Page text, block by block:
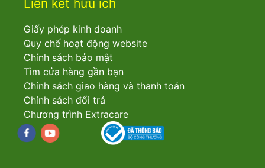
Liên kết hữu ích
Giấy phép kinh doanh
Quy chế hoạt động website
Chính sách bảo mật
Tìm cửa hàng gần bạn
Chính sách giao hàng và thanh toán
Chính sách đổi trả
Chương trình Extracare
Facebookyoutube